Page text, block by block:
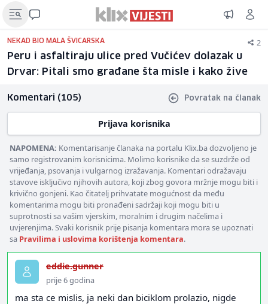
NEKAD BIO MALA ŠVICARSKA 2
Peru i asfaltiraju ulice pred Vučićev dolazak u
Drvar: Pitali smo građane šta misle i kako žive
Komentari (105) Povratak na članak
Prijava korisnika
NAPOMENA: Komentarisanje članaka na portalu Klix.ba dozvoljeno je
samo registrovanim korisnicima. Molimo korisnike da se suzdrže od
vrijeđanja, psovanja i vulgarnog izražavanja. Komentari odražavaju
stavove isključivo njihovih autora, koji zbog govora mržnje mogu biti i
krivično gonjeni. Kao čitatelj prihvatate mogućnost da među
komentarima mogu biti pronađeni sadržaji koji mogu biti u
suprotnosti sa vašim vjerskim, moralnim i drugim načelima i
uvjerenjima. Svaki korisnik prije pisanja komentara mora se upoznati
sa Pravilima i uslovima korištenja komentara.
eddie.gunner
prije 6 godina
ma sta ce mislis, ja neki dan biciklom prolazio, nigde